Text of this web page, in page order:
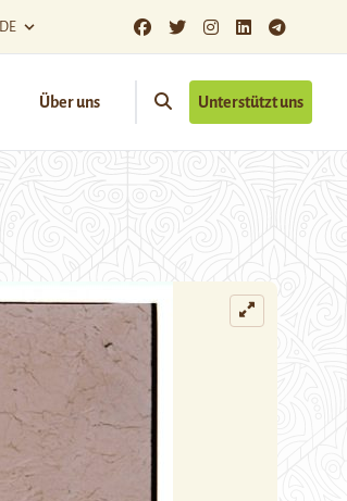
DE
Über uns Unterstützt uns